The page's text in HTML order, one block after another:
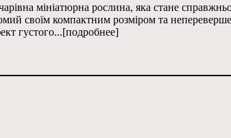
мініатюрна рослина, яка стане
своїм компактним розміром та
густого...[подробнее]